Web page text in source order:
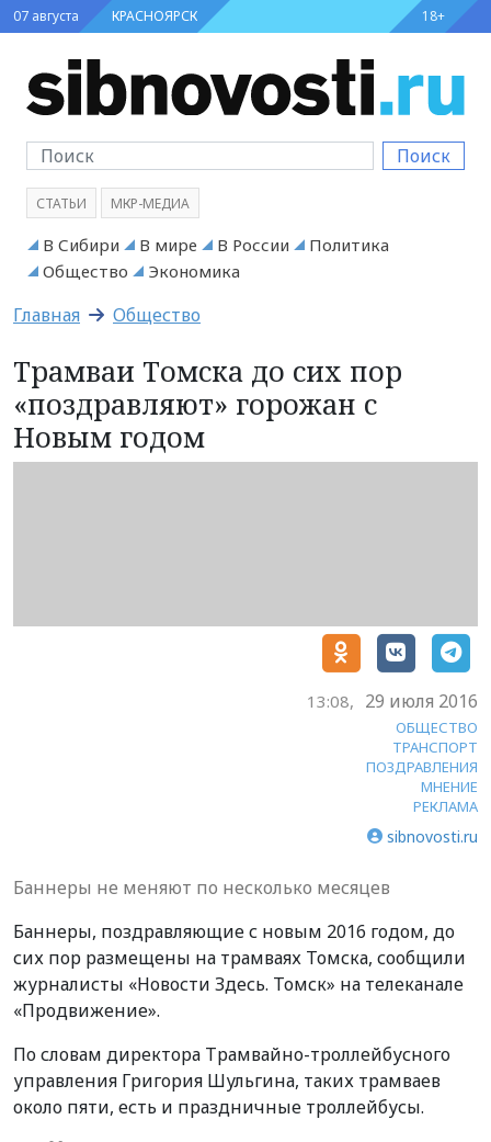
07 августа КРАСНОЯРСК 18+
Поиск
СТАТЬИ МКР-МЕДИА
В Сибири В мире В России
Политика
Общество
Экономика
Главная Общество
Трамваи Томска до сих пор
«поздравляют» горожан с
Новым годом
13:08, 29 июля 2016
ОБЩЕСТВО
ТРАНСПОРТ
ПОЗДРАВЛЕНИЯ
МНЕНИЕ
РЕКЛАМА
sibnovosti.ru
Баннеры не меняют по несколько месяцев
Баннеры, поздравляющие с новым 2016 годом, до
сих пор размещены на трамваях Томска, сообщили
журналисты «Новости Здесь. Томск» на телеканале
«Продвижение».
По словам директора Трамвайно-троллейбусного
управления Григория Шульгина, таких трамваев
около пяти, есть и праздничные троллейбусы.